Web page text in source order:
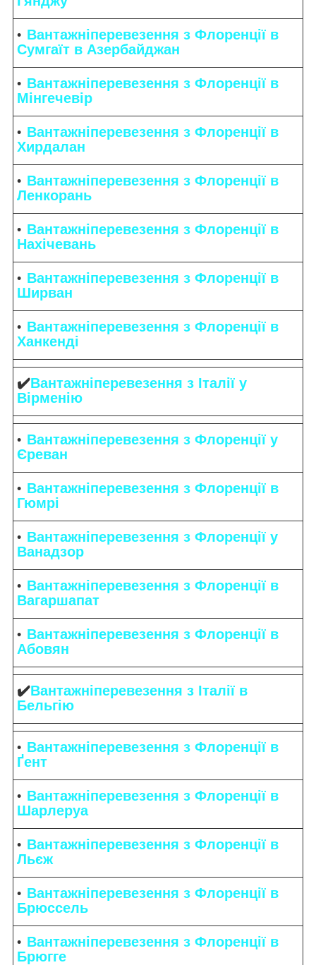
Вантажніперевезення з Флоренції в
Сумгаїт в Азербайджан
Вантажніперевезення з Флоренції в
Мінгечевір
Вантажніперевезення з Флоренції в
Хирдалан
Вантажніперевезення з Флоренції в
Ленкорань
Вантажніперевезення з Флоренції в
Нахічевань
Вантажніперевезення з Флоренції в
Ширван
Вантажніперевезення з Флоренції в
Ханкенді
✔️Вантажніперевезення з Італії у
Вірменію
Вантажніперевезення з Флоренції у
Єреван
Вантажніперевезення з Флоренції в
Гюмрі
Вантажніперевезення з Флоренції у
Ванадзор
Вантажніперевезення з Флоренції в
Вагаршапат
Вантажніперевезення з Флоренції в
Абовян
✔️Вантажніперевезення з Італії в
Бельгію
Вантажніперевезення з Флоренції в
Ґент
Вантажніперевезення з Флоренції в
Шарлеруа
Вантажніперевезення з Флоренції в
Льєж
Вантажніперевезення з Флоренції в
Брюссель
Вантажніперевезення з Флоренції в
Брюгге